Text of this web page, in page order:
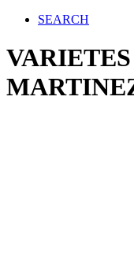
SEARCH